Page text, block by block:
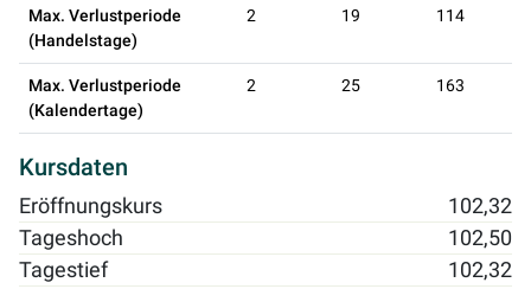
Max. Verlustperiode
(Handelstage)
2 19 114
Max. Verlustperiode
(Kalendertage)
2 25 163
Kursdaten
Eröffnungskurs
102,32
Tageshoch
102,50
Tagestief
102,32